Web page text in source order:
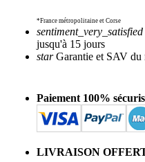
*France métropolitaine et Corse
sentiment_very_satisfied
jusqu'à 15 jours
starGarantie et SAV du
Paiement 100%
LIVRAISON